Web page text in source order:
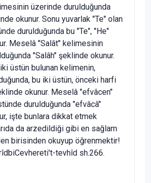
üzerinde durulduğunda
okunur. Sonu yuvarlak "Te" olan
durulduğunda bu "Te", "He"
Meselâ "Salât" kelimesinin
"Salâh" şeklinde okunur.
üstün bulunan kelimenin,
bu iki üstün, önceki harfi
okunur. Meselâ "efvâcen"
durulduğunda "efvâcâ"
işte bunlara dikkat etmek
da arzedildiği gibi en sağlam
birisinden okuyup öğrenmektir!
tevhîd sh.266.